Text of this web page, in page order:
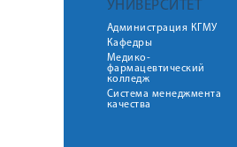
УНИВЕРСИТЕТ
Администрация КГМУ
Кафедры
Медико-
фармацевтический
колледж
Система менеджмента
качества